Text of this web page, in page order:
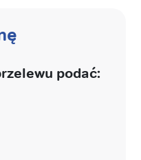
podać: